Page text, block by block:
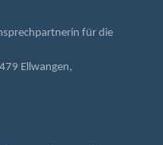
für die
Ellwangen,